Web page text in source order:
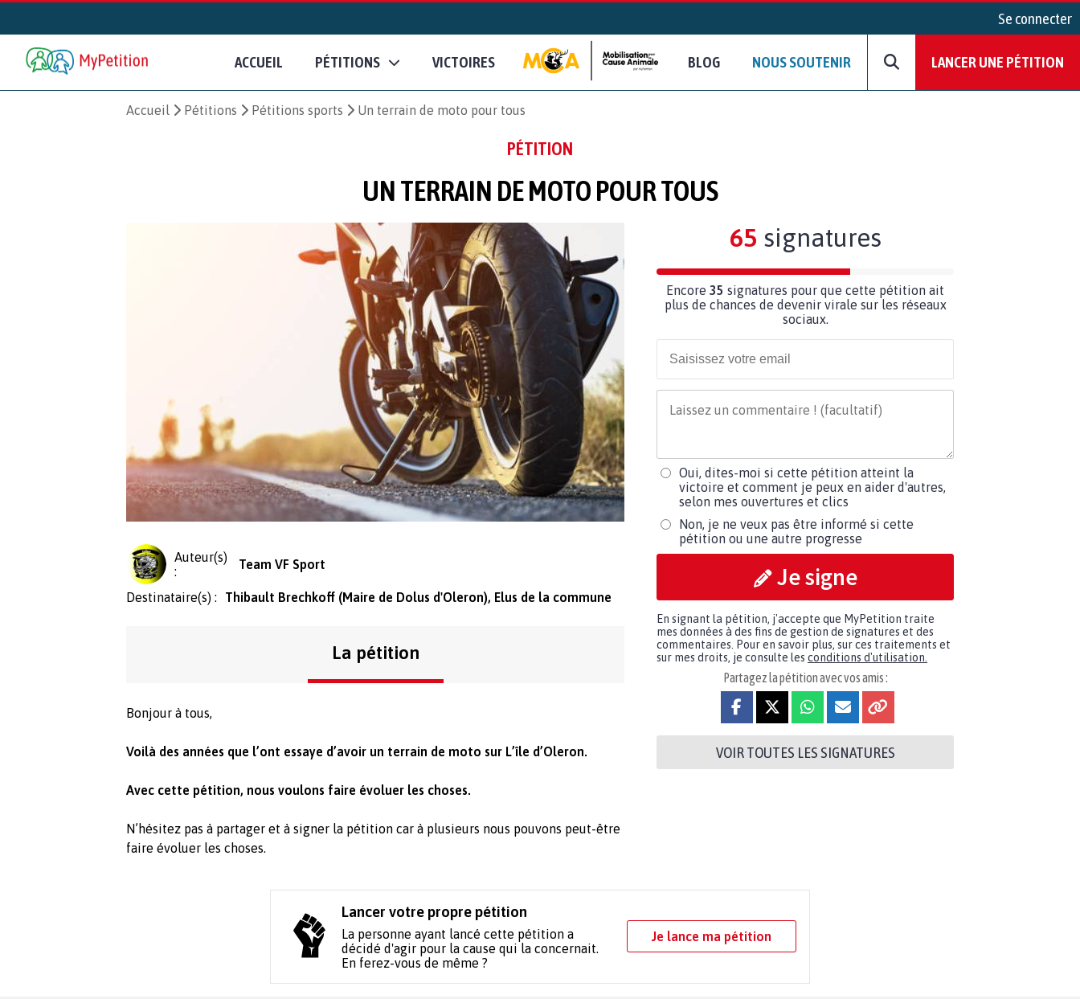
Se connecter
ACCUEIL PÉTITIONS VICTOIRES BLOG NOUS SOUTENIR LANCER UNE PÉTITION
Accueil Pétitions Pétitions sports Un terrain de moto pour tous
PÉTITION
UN TERRAIN DE MOTO POUR TOUS
Auteur(s)
:
Team VF Sport
Destinataire(s) : Thibault Brechkoff (Maire de Dolus d'Oleron), Elus de la commune
La pétition
Bonjour à tous,
Voilà des années que l’ont essaye d’avoir un terrain de moto sur L’île d’Oleron.
Avec cette pétition, nous voulons faire évoluer les choses.
N’hésitez pas à partager et à signer la pétition car à plusieurs nous pouvons peut-être
faire évoluer les choses.
65 signatures
Encore 35 signatures pour que cette pétition ait
plus de chances de devenir virale sur les réseaux
sociaux.
Oui, dites-moi si cette pétition atteint la
victoire et comment je peux en aider d'autres,
selon mes ouvertures et clics
Non, je ne veux pas être informé si cette
pétition ou une autre progresse
Je signe
En signant la pétition, j'accepte que MyPetition traite
mes données à des fins de gestion de signatures et des
commentaires. Pour en savoir plus, sur ces traitements et
sur mes droits, je consulte les conditions d'utilisation.
Partagez la pétition avec vos amis :
VOIR TOUTES LES SIGNATURES
Lancer votre propre pétition
La personne ayant lancé cette pétition a
décidé d'agir pour la cause qui la concernait.
En ferez-vous de même ?
Je lance ma pétition